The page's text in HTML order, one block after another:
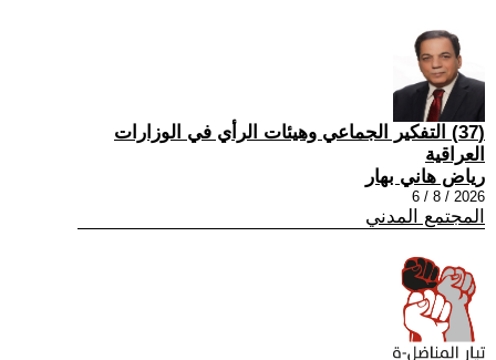
(37) التفكير الجماعي وهيئات الرأي في الوزارات
العراقية
رياض هاني بهار
2026 / 8 / 6
المجتمع المدني